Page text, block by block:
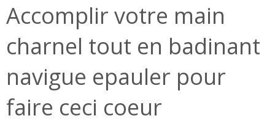
Accomplir votre main
charnel tout en badinant
navigue epauler pour
faire ceci coeur